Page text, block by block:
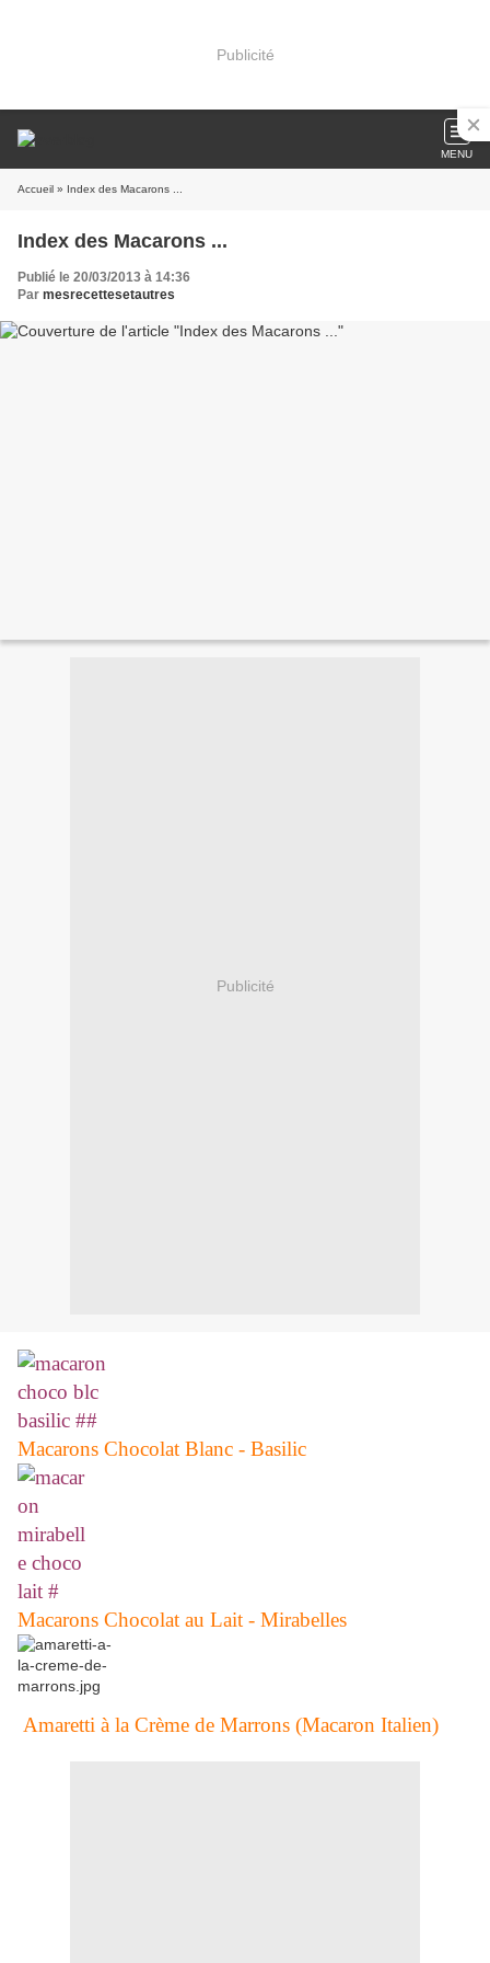
Publicité
MENU
Accueil » Index des Macarons ...
Index des Macarons ...
Publié le 20/03/2013 à 14:36
Par mesrecettesetautres
Publicité
Macarons Chocolat Blanc - Basilic
Macarons Chocolat au Lait - Mirabelles
Amaretti à la Crème de Marrons (Macaron Italien)